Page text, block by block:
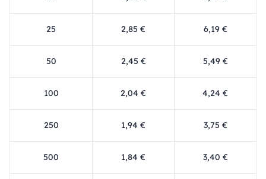
25 2,85 € 6,19 €
50 2,45 € 5,49 €
100 2,04 € 4,24 €
250 1,94 € 3,75 €
500 1,84 € 3,40 €